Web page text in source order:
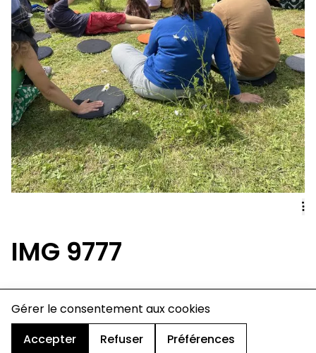
Gérer le consentement aux cookies
Accepter
Refuser Préférences
IMG 9777
charte de confidentialité
mentions légales
cookies
design & développement :